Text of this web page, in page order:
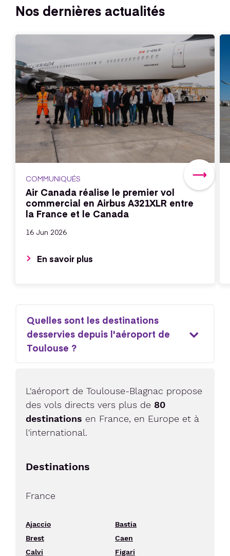
Nos dernières actualités
COMMUNIQUÉS
Air Canada réalise le premier vol
commercial en Airbus A321XLR entre
la France et le Canada
16 Jun 2026
En savoir plus
Quelles sont les destinations
desservies depuis l'aéroport de
Toulouse ?
L'aéroport de Toulouse-Blagnac propose
des vols directs vers plus de 80
destinations en France, en Europe et à
l'international.
Destinations
France
Ajaccio
Bastia
Brest
Caen
Calvi
Figari